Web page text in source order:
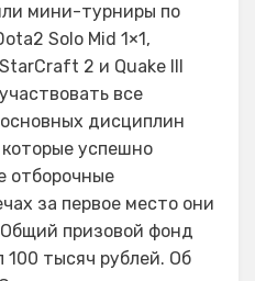
мини-турниры по
Solo Mid 1×1,
2 и Quake III
все
дисциплин
успешно
отборочные
за первое место они
призовой фонд
100 тысяч рублей. Об